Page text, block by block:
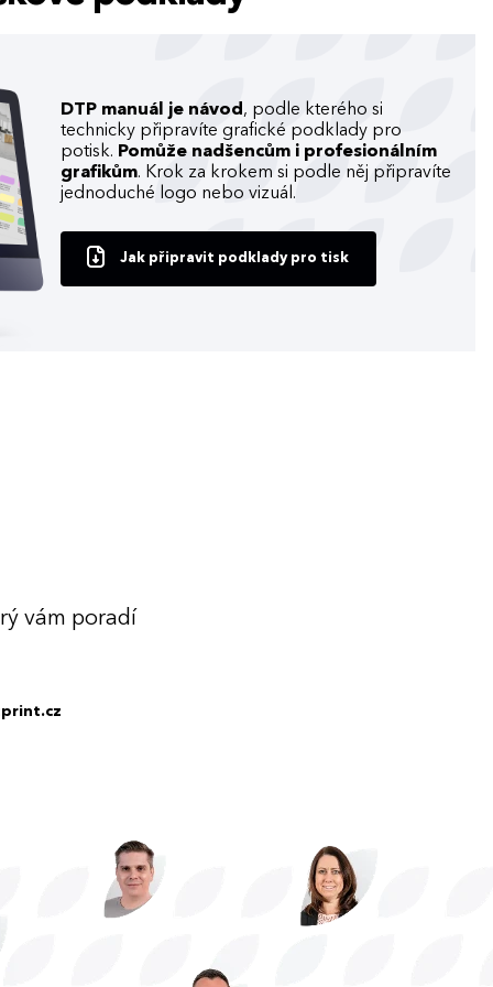
DTP manuál je návod , podle kterého si
technicky připravíte grafické podklady pro
potisk. Pomůže nadšencům i profesionálním
grafikům. Krok za krokem si podle něj připravíte
jednoduché logo nebo vizuál.
Jak připravit podklady pro tisk
vám poradí